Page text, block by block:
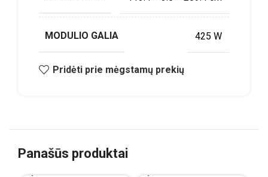
MODULIO GALIA 425 W
Pridėti prie mėgstamų prekių
Panašūs produktai